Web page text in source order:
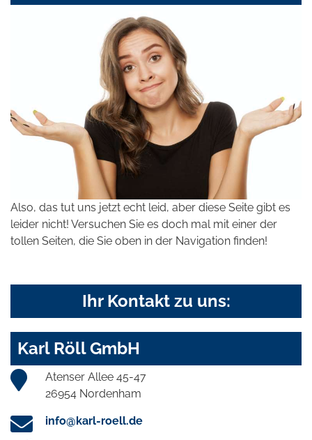
Also, das tut uns jetzt echt leid, aber diese Seite gibt es
leider nicht! Versuchen Sie es doch mal mit einer der
tollen Seiten, die Sie oben in der Navigation finden!
Ihr Kontakt zu uns:
Karl Röll GmbH
Atenser Allee 45-47
26954 Nordenham
info@karl-roell.de